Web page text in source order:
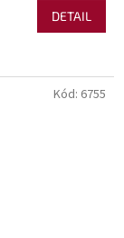
DETAIL
Kód: 6755